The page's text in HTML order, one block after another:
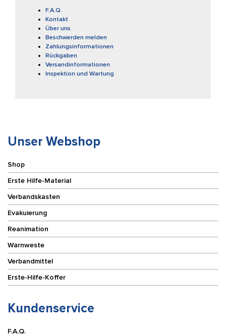
F.A.Q.
Kontakt
Über uns
Beschwerden melden
Zahlungsinformationen
Rückgaben
Versandinformationen
Inspektion und Wartung
Unser Webshop
Shop
Erste Hilfe-Material
Verbandskasten
Evakuierung
Reanimation
Warnweste
Verbandmittel
Erste-Hilfe-Koffer
Kundenservice
F.A.Q.